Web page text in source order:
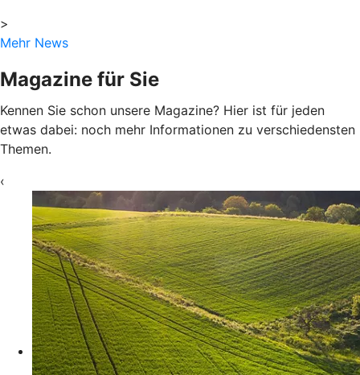
>
Mehr News
Magazine für Sie
Kennen Sie schon unsere Magazine? Hier ist für jeden
etwas dabei: noch mehr Informationen zu verschiedensten
Themen.
‹